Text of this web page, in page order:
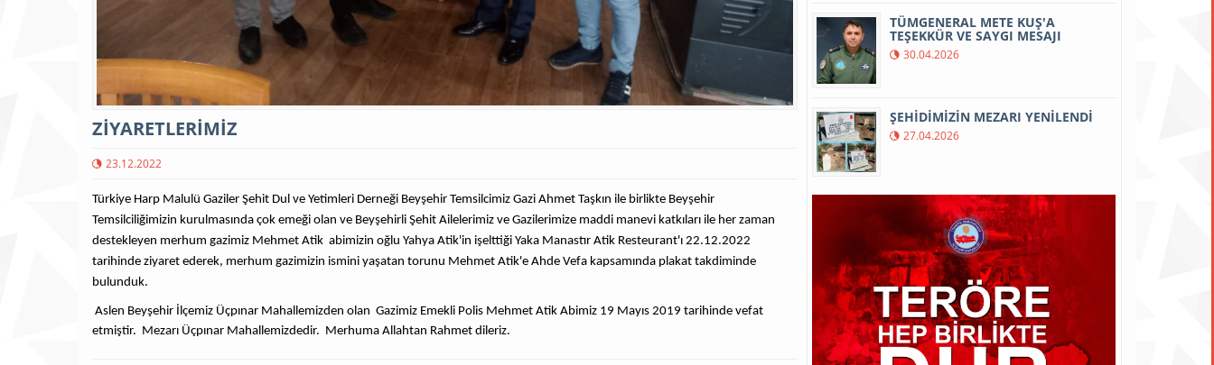
ZİYARETLERİMİZ
23.12.2022
Türkiye Harp Malulü Gaziler Şehit Dul ve Yetimleri Derneği Beyşehir Temsilcimiz Gazi Ahmet Taşkın ile birlikte Beyşehir
Temsilciliğimizin kurulmasında çok emeği olan ve Beyşehirli Şehit Ailelerimiz ve Gazilerimize maddi manevi katkıları ile her zaman
destekleyen merhum gazimiz Mehmet Atik abimizin oğlu Yahya Atik'in işelttiği Yaka Manastır Atik Resteurant'ı 22.12.2022
tarihinde ziyaret ederek, merhum gazimizin ismini yaşatan torunu Mehmet Atik'e Ahde Vefa kapsamında plakat takdiminde
bulunduk.
Aslen Beyşehir İlçemiz Üçpınar Mahallemizden olan Gazimiz Emekli Polis Mehmet Atik Abimiz 19 Mayıs 2019 tarihinde vefat
etmiştir. Mezarı Üçpınar Mahallemizdedir. Merhuma Allahtan Rahmet dileriz.
TÜMGENERAL METE KUŞ'A
TEŞEKKÜR VE SAYGI MESAJI
30.04.2026
ŞEHİDİMİZİN MEZARI YENİLENDİ
27.04.2026